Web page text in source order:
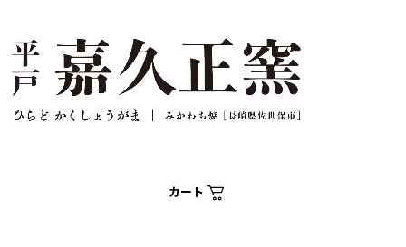
カート